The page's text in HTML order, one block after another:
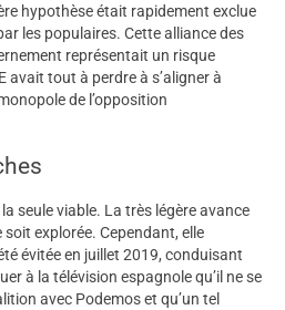
hypothèse était rapidement exclue
les populaires. Cette alliance des
représentait un risque
avait tout à perdre à s’aligner à
de l’opposition
seule viable. La très légère avance
explorée. Cependant, elle
évitée en juillet 2019, conduisant
à la télévision espagnole qu’il ne se
avec Podemos et qu’un tel